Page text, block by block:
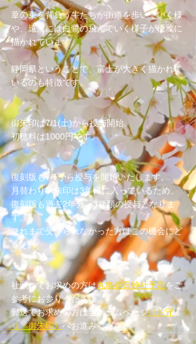
葦の束を背負う牛たちが街道を歩いていく様
や、遠景には白鷺の飛んでいく様子が優雅に
描かれています。
静岡県ということで、富士が大きく描かれて
いるのも特徴です。
御朱印は7/1(土)から授与開始。
初穂料は1000円です。
復刻版も7/1から授与を開始いたします。
月替わり御朱印は3年目に入っているため、
復刻版も過去2年分、3種類の授与となりま
す。
これまで受けられなかった方はこの機会にど
うぞ。
社頭にてお求めの方は丸亀春日神社予定をご
参考にお参りください。
郵送でお求めの方は当ホームページ《お守
り・御朱印》へお進みください。